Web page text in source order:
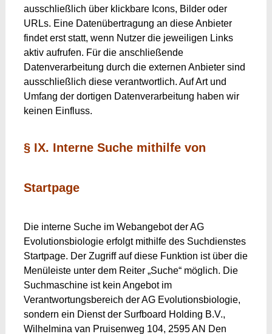
ausschließlich über klickbare Icons, Bilder oder
URLs. Eine Datenübertragung an diese Anbieter
findet erst statt, wenn Nutzer die jeweiligen Links
aktiv aufrufen. Für die anschließende
Datenverarbeitung durch die externen Anbieter sind
ausschließlich diese verantwortlich. Auf Art und
Umfang der dortigen Datenverarbeitung haben wir
keinen Einfluss.
§ IX. Interne Suche mithilfe von
Startpage
Die interne Suche im Webangebot der AG
Evolutionsbiologie erfolgt mithilfe des Suchdienstes
Startpage. Der Zugriff auf diese Funktion ist über die
Menüleiste unter dem Reiter „Suche“ möglich. Die
Suchmaschine ist kein Angebot im
Verantwortungsbereich der AG Evolutionsbiologie,
sondern ein Dienst der Surfboard Holding B.V.,
Wilhelmina van Pruisenweg 104, 2595 AN Den